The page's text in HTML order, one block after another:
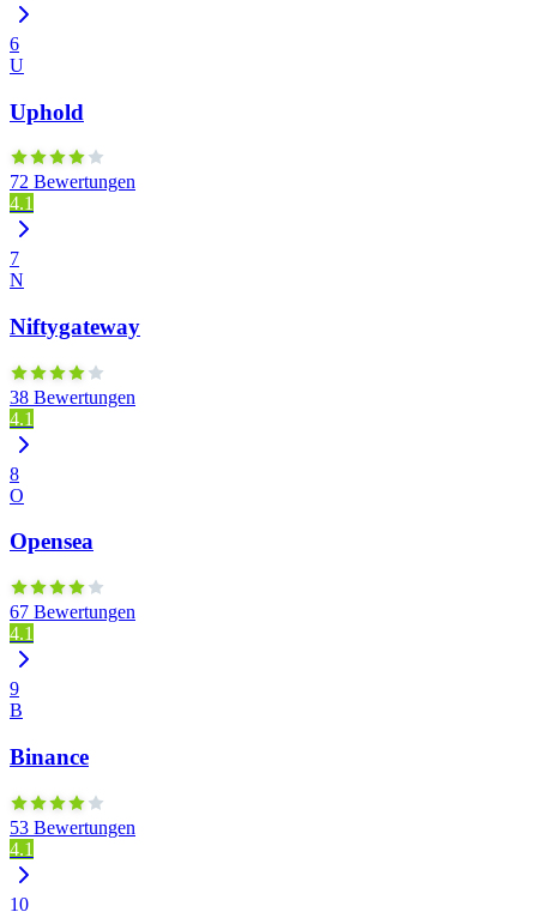
6
U
Uphold
72 Bewertungen
4.1
7
N
Niftygateway
38 Bewertungen
4.1
8
O
Opensea
67 Bewertungen
4.1
9
B
Binance
53 Bewertungen
4.1
10